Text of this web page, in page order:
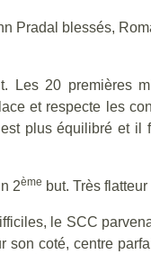
Pradal blessés,
20 premières
et respecte les
plus équilibré et il
2ème but. Très
le SCC
coté, centre